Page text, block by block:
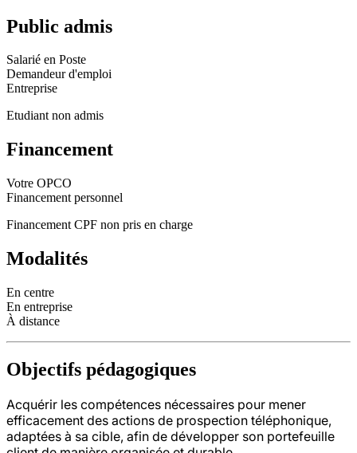
Public admis
Salarié en Poste
Demandeur d'emploi
Entreprise
Etudiant non admis
Financement
Votre OPCO
Financement personnel
Financement CPF non pris en charge
Modalités
En centre
En entreprise
À distance
Objectifs pédagogiques
Acquérir les compétences nécessaires pour mener
efficacement des actions de prospection téléphonique,
adaptées à sa cible, afin de développer son portefeuille